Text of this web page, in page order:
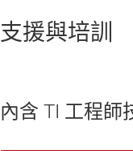
支援與培訓
內含 TI 工程師